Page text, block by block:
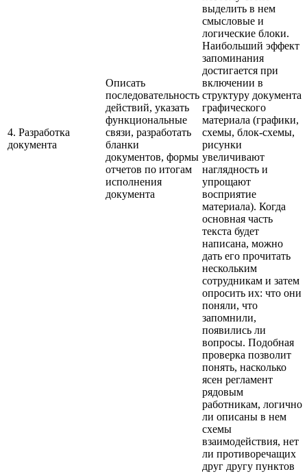
4. Разработка
документа
Описать
последовательность
действий, указать
функциональные
связи, разработать
бланки
документов, формы
отчетов по итогам
исполнения
документа
выделить в нем
смысловые и
логические блоки.
Наибольший эффект
запоминания
достигается при
включении в
структуру документа
графического
материала (графики,
схемы, блок-схемы,
рисунки
увеличивают
наглядность и
упрощают
восприятие
материала). Когда
основная часть
текста будет
написана, можно
дать его прочитать
нескольким
сотрудникам и затем
опросить их: что они
поняли, что
запомнили,
появились ли
вопросы. Подобная
проверка позволит
понять, насколько
ясен регламент
рядовым
работникам, логично
ли описаны в нем
схемы
взаимодействия, нет
ли противоречащих
друг другу пунктов